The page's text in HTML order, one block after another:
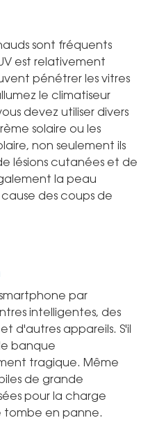
sont fréquents
est relativement
pénétrer les vitres
le climatiseur
devez utiliser divers
solaire ou les
non seulement ils
lésions cutanées et de
la peau
des coups de
par
intelligentes, des
d'autres appareils. S'il
banque
tragique. Même
de grande
pour la charge
tombe en panne.